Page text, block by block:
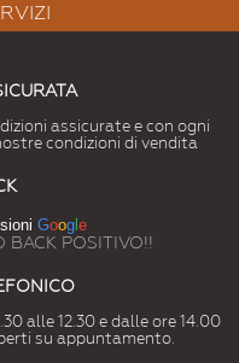
assicurate e con ogni
condizioni di vendita
Googl e
BACK POSITIVO!!
alle 12.30 e dalle ore 14.00
su appuntamento.